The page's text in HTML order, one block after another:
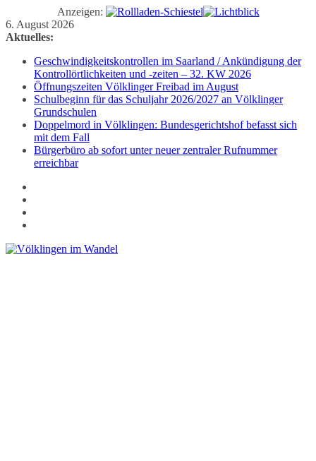
Anzeigen:
Zum
Inhalt
6. August 2026
Aktuelles:
Geschwindigkeitskontrollen im Saarland / Ankündigung der
Kontrollörtlichkeiten und -zeiten – 32. KW 2026
Öffnungszeiten Völklinger Freibad im August
Schulbeginn für das Schuljahr 2026/2027 an Völklinger
Grundschulen
Doppelmord in Völklingen: Bundesgerichtshof befasst sich
mit dem Fall
Bürgerbüro ab sofort unter neuer zentraler Rufnummer
erreichbar